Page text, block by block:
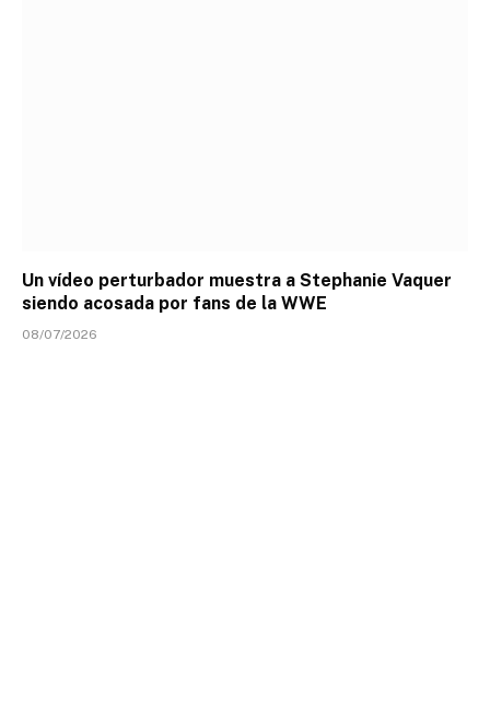
Un vídeo perturbador muestra a Stephanie Vaquer
siendo acosada por fans de la WWE
08/07/2026